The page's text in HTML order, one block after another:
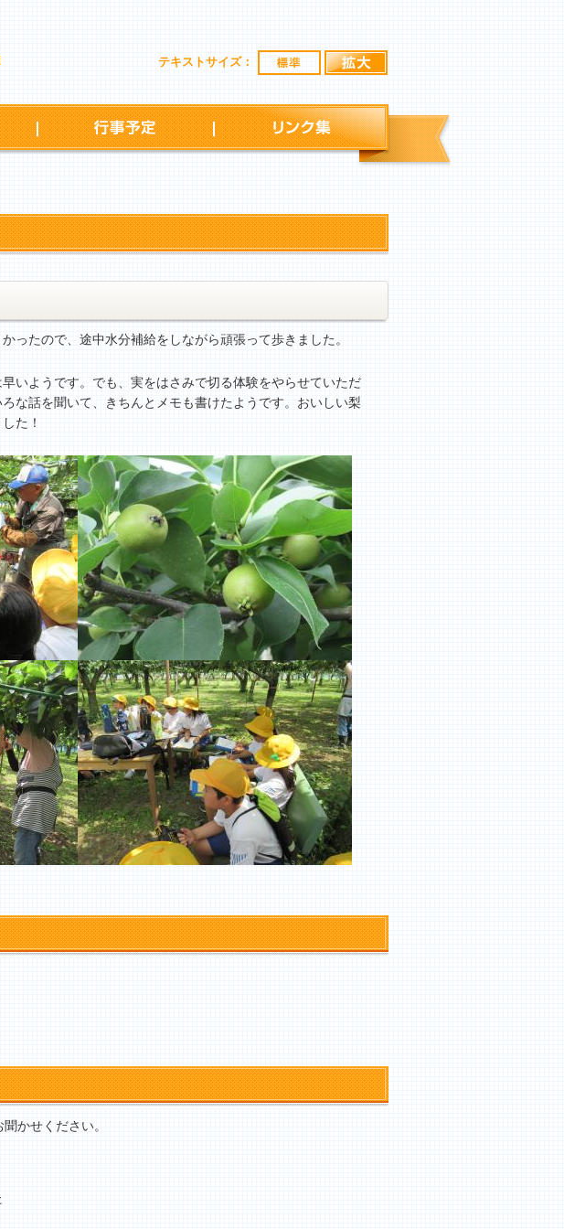
テキストサイズ： 標準
学校だより 行事予定 リンク集
たので、途中水分補給をしながら頑張って歩きました。
いようです。でも、実をはさみで切る体験をやらせていただ
な話を聞いて、きちんとメモも書けたようです。おいしい梨
た！
かせください。